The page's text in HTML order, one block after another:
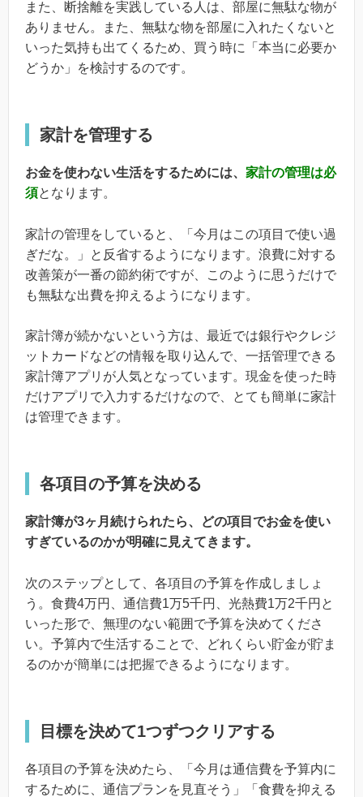
また、断捨離を実践している人は、部屋に無駄な物が
ありません。また、無駄な物を部屋に入れたくないと
いった気持も出てくるため、買う時に「本当に必要か
どうか」を検討するのです。
家計を管理する
お金を使わない生活をするためには、 家計の管理は必
須となります。
家計の管理をしていると、「今月はこの項目で使い過
ぎだな。」と反省するようになります。浪費に対する
改善策が一番の節約術ですが、このように思うだけで
も無駄な出費を抑えるようになります。
家計簿が続かないという方は、最近では銀行やクレジ
ットカードなどの情報を取り込んで、一括管理できる
家計簿アプリが人気となっています。現金を使った時
だけアプリで入力するだけなので、とても簡単に家計
は管理できます。
各項目の予算を決める
家計簿が3ヶ月続けられたら、どの項目でお金を使い
すぎているのかが明確に見えてきます。
次のステップとして、各項目の予算を作成しましょ
う。食費4万円、通信費1万5千円、光熱費1万2千円と
いった形で、無理のない範囲で予算を決めてくださ
い。予算内で生活することで、どれくらい貯金が貯ま
るのかが簡単には把握できるようになります。
目標を決めて1つずつクリアする
各項目の予算を決めたら、「今月は通信費を予算内に
するために、通信プランを見直そう」「食費を抑える